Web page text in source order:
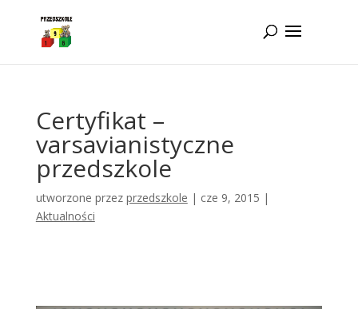
Certyfikat –
varsavianistyczne
przedszkole
utworzone przez przedszkole | cze 9, 2015 |
Aktualności